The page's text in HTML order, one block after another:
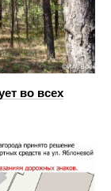
во всех